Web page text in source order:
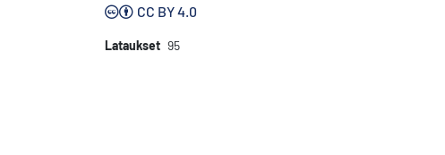
CC BY 4.0
Lataukset 95